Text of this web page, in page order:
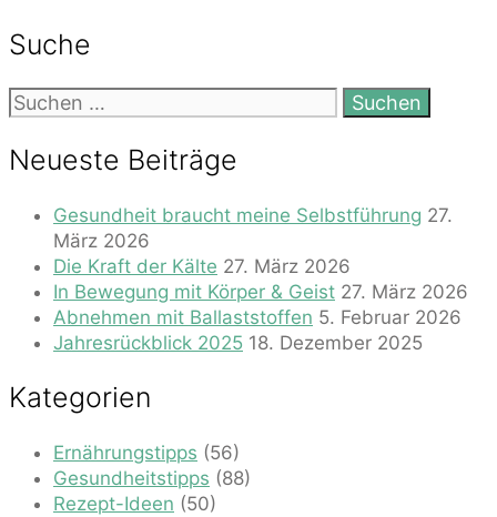
Suche
Suchen
nach:
Neueste Beiträge
Gesundheit braucht meine Selbstführung 27.
März 2026
Die Kraft der Kälte 27. März 2026
In Bewegung mit Körper & Geist 27. März 2026
Abnehmen mit Ballaststoffen 5. Februar 2026
Jahresrückblick 2025 18. Dezember 2025
Kategorien
Ernährungstipps (56)
Gesundheitstipps (88)
Rezept-Ideen (50)